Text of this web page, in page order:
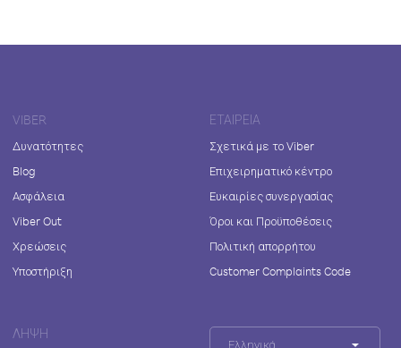
VIBER
Δυνατότητες
Blog
Ασφάλεια
Viber Out
Χρεώσεις
Υποστήριξη
ΕΤΑΙΡΕΊΑ
Σχετικά με το Viber
Επιχειρηματικό κέντρο
Ευκαιρίες συνεργασίας
Όροι και Προϋποθέσεις
Πολιτική απορρήτου
Customer Complaints Code
ΛΉΨΗ
Ελληνικά